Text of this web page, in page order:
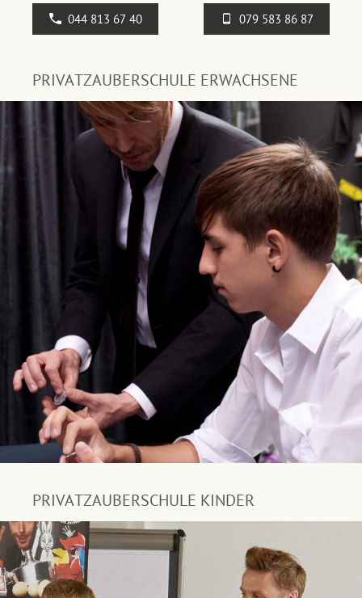
044 813 67 40 079 583 86 87
PRIVATZAUBERSCHULE ERWACHSENE
PRIVATZAUBERSCHULE KINDER